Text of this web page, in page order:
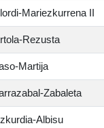
Mariezkurrena II
Rezusta
Martija
Zabaleta
Albisu